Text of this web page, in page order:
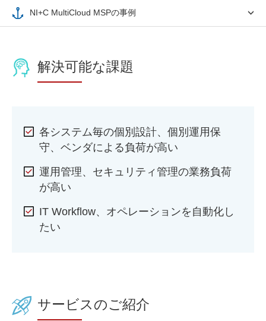
NI+C MultiCloud MSPの事例
解決可能な課題
各システム毎の個別設計、個別運用保
守、ベンダによる負荷が高い
運用管理、セキュリティ管理の業務負荷
が高い
IT Workflow、オペレーションを自動化し
たい
サービスのご紹介